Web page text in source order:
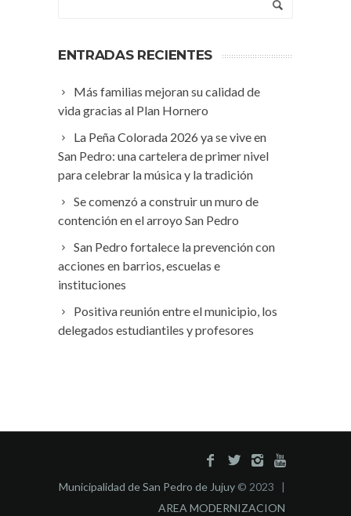
ENTRADAS RECIENTES
Más familias mejoran su calidad de
vida gracias al Plan Hornero
La Peña Colorada 2026 ya se vive en
San Pedro: una cartelera de primer nivel
para celebrar la música y la tradición
Se comenzó a construir un muro de
contención en el arroyo San Pedro
San Pedro fortalece la prevención con
acciones en barrios, escuelas e
instituciones
Positiva reunión entre el municipio, los
delegados estudiantiles y profesores
Municipalidad de San Pedro de Jujuy © 2023 |
AREA MODERNIZACION